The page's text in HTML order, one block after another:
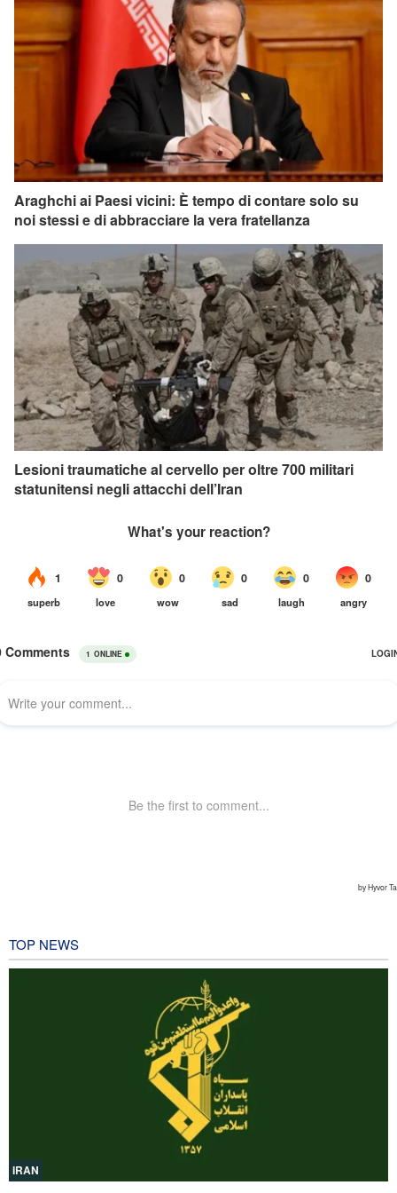
Araghchi ai Paesi vicini: È tempo di contare solo su
noi stessi e di abbracciare la vera fratellanza
Lesioni traumatiche al cervello per oltre 700 militari
statunitensi negli attacchi dell’Iran
TOP NEWS
IRAN